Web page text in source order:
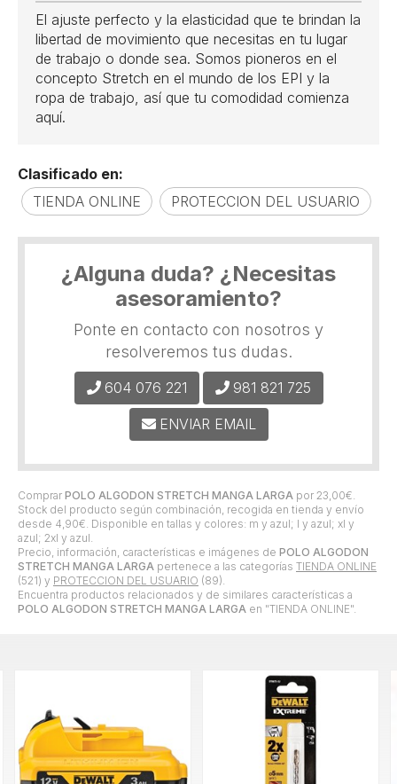
Comprar POLO ALGODON STRETCH MANGA LARGA por 23,00€
Stock del producto según combinación, recogida en tienda y envío
desde 4,90€ . Disponible en tallas y colores: m y azul; l y azul; xl y
azul; 2xl y azul.
Precio, información, características e imágenes de POLO ALGODON
STRETCH MANGA LARGA pertenece a las categorías TIENDA ONLINE
(521) y PROTECCION DEL USUARIO (89).
Encuentra productos relacionados y de similares características a
POLO ALGODON STRETCH MANGA LARGA en "TIENDA ONLINE".
El ajuste perfecto y la elasticidad que te brindan la
libertad de movimiento que necesitas en tu lugar
de trabajo o donde sea. Somos pioneros en el
concepto Stretch en el mundo de los EPI y la
ropa de trabajo, así que tu comodidad comienza
aquí.
Clasificado en:
TIENDA ONLINE
PROTECCION DEL USUARIO
¿Alguna duda? ¿Necesitas
asesoramiento?
Ponte en contacto con nosotros y
resolveremos tus dudas.
604 076 221 981 821 725
ENVIAR EMAIL